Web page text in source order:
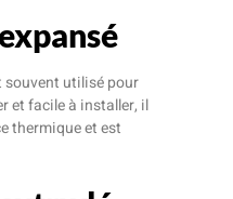
souvent utilisé pour
et facile à installer, il
thermique et est